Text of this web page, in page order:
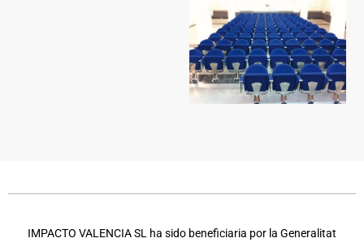
IMPACTO VALENCIA SL ha sido beneficiaria por la Generalitat